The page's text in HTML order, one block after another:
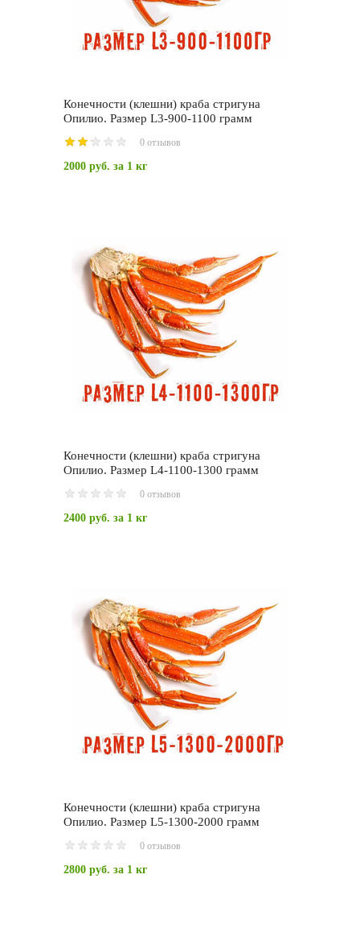
Конечности (клешни) краба стригуна
Опилио. Размер L3-900-1100 грамм
0 отзывов
2000 руб. за 1 кг
Конечности (клешни) краба стригуна
Опилио. Размер L4-1100-1300 грамм
0 отзывов
2400 руб. за 1 кг
Конечности (клешни) краба стригуна
Опилио. Размер L5-1300-2000 грамм
0 отзывов
2800 руб. за 1 кг